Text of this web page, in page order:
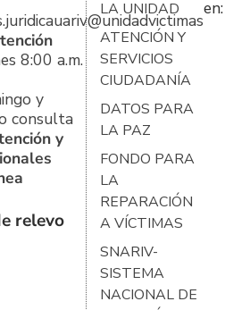
8:00 a.m.
y
consulta
y
relevo
LA UNIDAD
ATENCIÓN Y
SERVICIOS
CIUDADANÍA
DATOS PARA
LA PAZ
FONDO PARA
LA
REPARACIÓN
A VÍCTIMAS
SNARIV-
SISTEMA
NACIONAL DE
en: